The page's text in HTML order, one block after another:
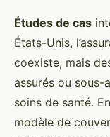
Études de cas
États-Unis,
coexiste, mais
assurés ou sous-
soins de santé.
modèle de